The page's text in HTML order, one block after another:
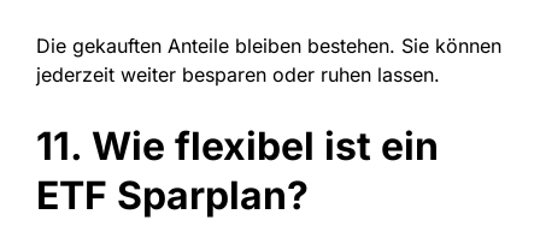
Die gekauften Anteile bleiben bestehen. Sie können
jederzeit weiter besparen oder ruhen lassen.
11. Wie flexibel ist ein
ETF Sparplan?